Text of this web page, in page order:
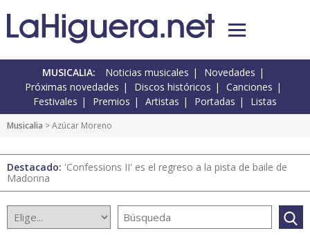
MUSICALIA: Noticias musicales
Novedades
Próximas novedades
Discos históricos
Canciones
Festivales
Premios Artistas Portadas Listas
Musicalia > Azúcar Moreno
Destacado: 'Confessions II' es el regreso a la pista de baile de
Madonna